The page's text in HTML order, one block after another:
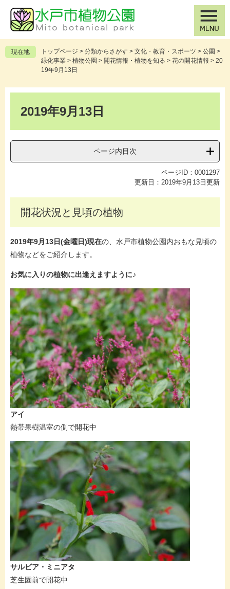
の
先
頭
ー
を
飛
現在地 トップページ > 分類からさがす > 文化・教育・スポーツ > 公園 >
緑化事業 > 植物公園 > 開花情報・植物を知る > 花の開花情報 > 20
19年9月13日
2019年9月13日
ページ内目次
ページID：0001297
更新日：2019年9月13日更新
開花状況と見頃の植物
2019年9月13日(金曜日)現在の、水戸市植物公園内おもな見頃の
植物などをご紹介します。
お気に入りの植物に出逢えますように♪
アイ
熱帯果樹温室の側で開花中
サルビア・ミニアタ
芝生園前で開花中